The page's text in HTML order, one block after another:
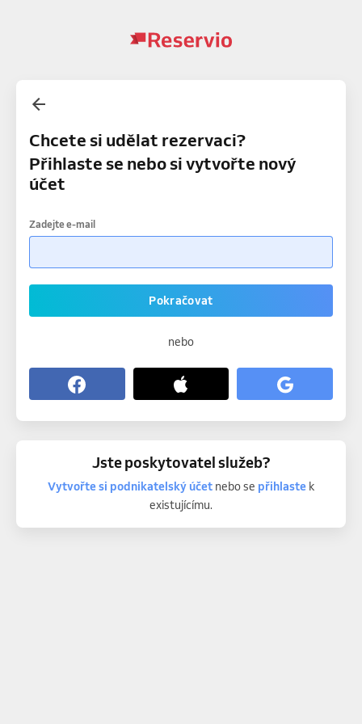
Chcete si udělat rezervaci?
Přihlaste se nebo si vytvořte nový
účet
Zadejte e-mail
Pokračovat
nebo
Jste poskytovatel služeb?
Vytvořte si podnikatelský účetnebo se přihlastek
existujícímu.